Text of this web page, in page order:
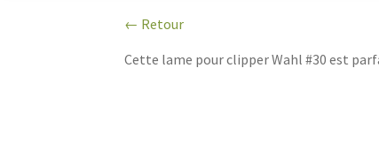
← Retour
Cette lame pour clipper Wahl #30 est